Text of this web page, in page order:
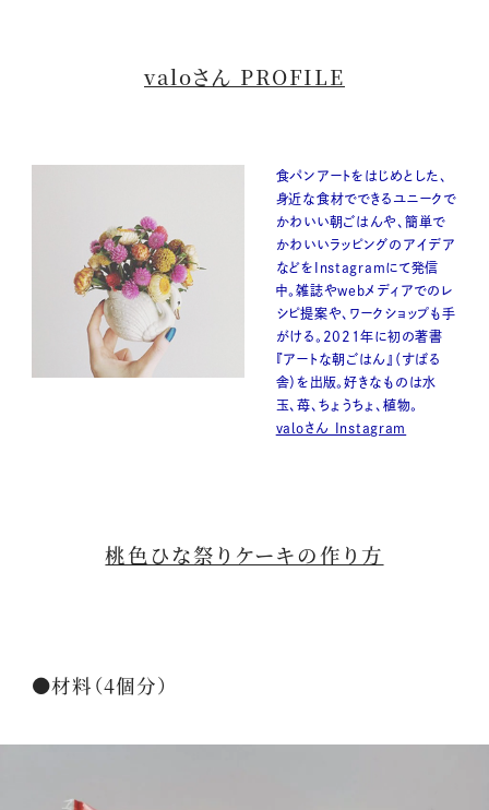
valoさん PROFILE
食パンアートをはじめとした、
身近な食材でできるユニークで
かわいい朝ごはんや、簡単で
かわいいラッピングのアイデア
などをInstagramにて発信
中。雑誌やwebメディアでのレ
シピ提案や、ワークショップも手
がける。2021年に初の著書
『アートな朝ごはん』（すばる
舎）を出版。好きなものは水
玉、苺、ちょうちょ、植物。
valoさん Instagram
桃色ひな祭りケーキの作り方
●材料（4個分）